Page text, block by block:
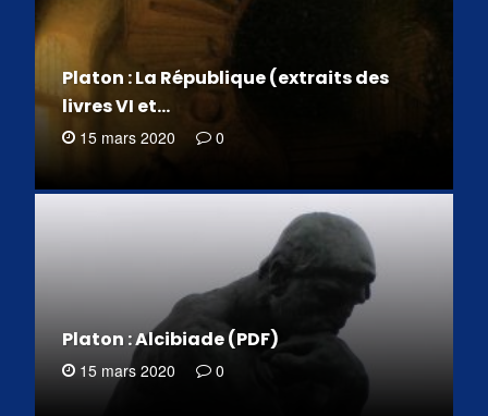
Platon : La République (extraits des
livres VI et…
15 mars 2020 0
Platon : Alcibiade (PDF)
15 mars 2020 0